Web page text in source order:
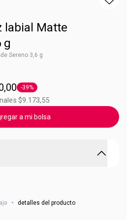
labial Matte
g
Sereno 3,6 g
Etiqueta -39%
-39%
$9.173,55
a mi bolsa
se ve en tus labios tal como lo
• detalles del producto